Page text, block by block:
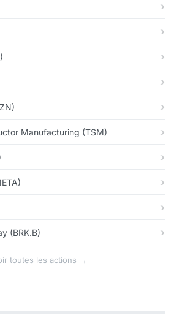
Manufacturing (TSM)
(BRK.B)
toutes les actions →